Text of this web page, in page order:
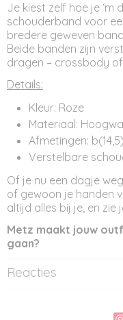
Je kiest zelf hoe je ‘m
schouderband voor
bredere geweven
Beide banden zijn
dragen – crossbody
Details:
Kleur: Roze
Materiaal:
Afmetingen:
Verstelbare
Of je nu een dagje
of gewoon je handen
altijd alles bij je, en zie
Metz maakt jouw
gaan?
Reacties